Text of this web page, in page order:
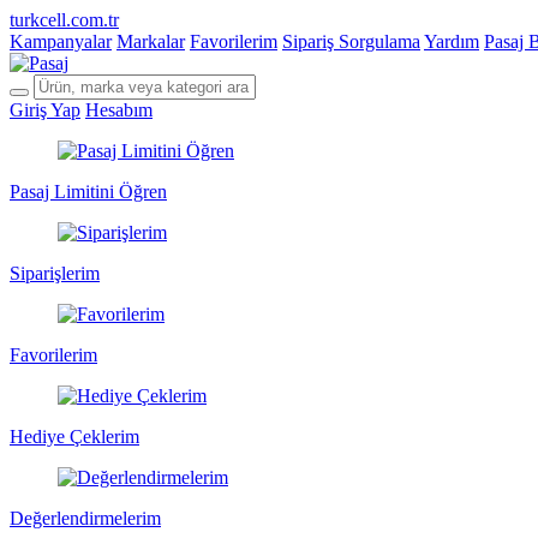
turkcell.com.tr
Kampanyalar Markalar Favorilerim Sipariş Sorgulama Yardım Pasaj
Giriş Yap Hesabım
Pasaj Limitini Öğren
Siparişlerim
Favorilerim
Hediye Çeklerim
Değerlendirmelerim